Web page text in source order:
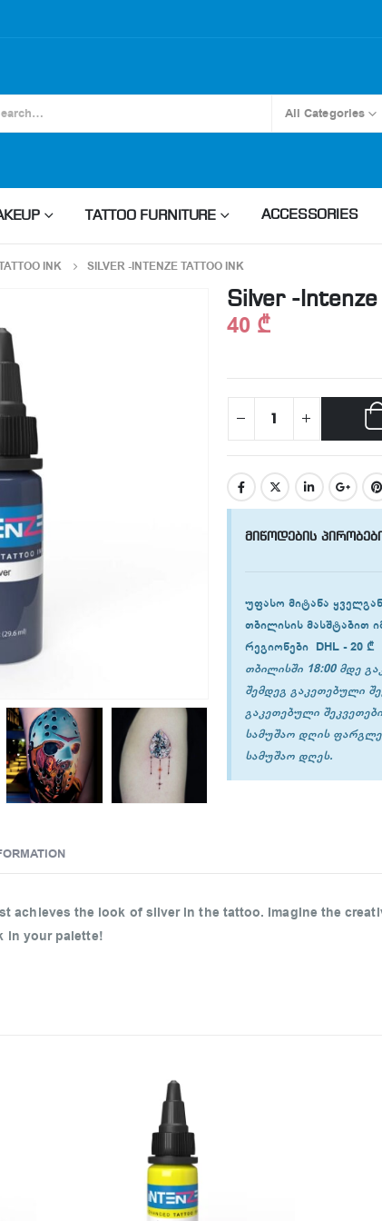
All Categories
TATTOO FURNITURE ACCESSORIES
INK SILVER -INTENZE TATTOO INK
Silver -
40 ₾
მიწოდების პირობები
უფასო მიტანა ყველგან
თბილისისმასშტაბით
რეგიონებიDHL -20 ₾
თბილისში 18:00 მდე
შემდეგ გაკეთებული
გაკეთებული
სამუშაო დღის
სამუშაო დღეს.
achieves the look of silver in the tattoo. Imagine the
in your palette!